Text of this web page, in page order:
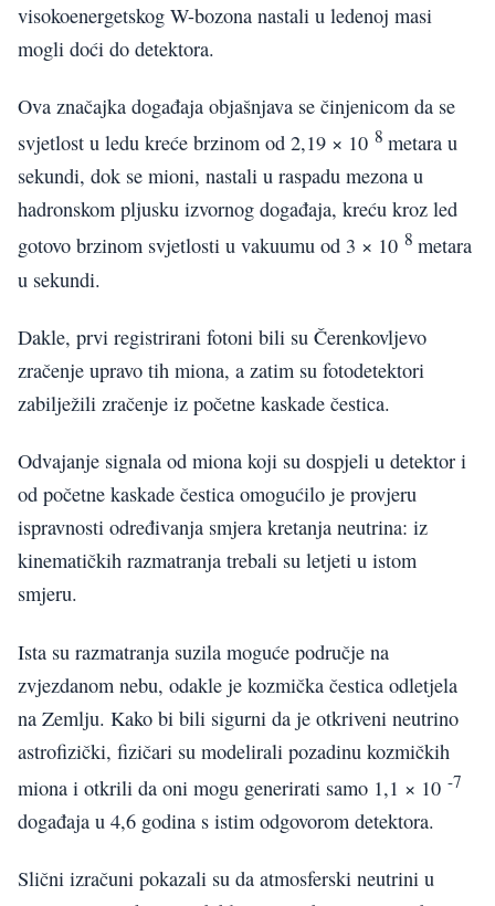
visokoenergetskog W-bozona nastali u ledenoj masi
mogli doći do detektora.
Ova značajka događaja objašnjava se činjenicom da se
svjetlost u ledu kreće brzinom od 2,19 × 10 8 metara u
sekundi, dok se mioni, nastali u raspadu mezona u
hadronskom pljusku izvornog događaja, kreću kroz led
gotovo brzinom svjetlosti u vakuumu od 3 × 10 8 metara
u sekundi.
Dakle, prvi registrirani fotoni bili su Čerenkovljevo
zračenje upravo tih miona, a zatim su fotodetektori
zabilježili zračenje iz početne kaskade čestica.
Odvajanje signala od miona koji su dospjeli u detektor i
od početne kaskade čestica omogućilo je provjeru
ispravnosti određivanja smjera kretanja neutrina: iz
kinematičkih razmatranja trebali su letjeti u istom
smjeru.
Ista su razmatranja suzila moguće područje na
zvjezdanom nebu, odakle je kozmička čestica odletjela
na Zemlju. Kako bi bili sigurni da je otkriveni neutrino
astrofizički, fizičari su modelirali pozadinu kozmičkih
miona i otkrili da oni mogu generirati samo 1,1 × 10 -7
događaja u 4,6 godina s istim odgovorom detektora.
Slični izračuni pokazali su da atmosferski neutrini u